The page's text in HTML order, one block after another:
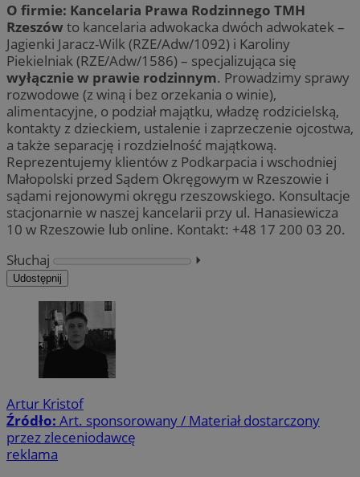
O firmie: Kancelaria Prawa Rodzinnego TMH
Rzeszów to kancelaria adwokacka dwóch adwokatek –
Jagienki Jaracz-Wilk (RZE/Adw/1092) i Karoliny
Piekielniak (RZE/Adw/1586) – specjalizująca się
wyłącznie w prawie rodzinnym. Prowadzimy sprawy
rozwodowe (z winą i bez orzekania o winie),
alimentacyjne, o podział majątku, władzę rodzicielską,
kontakty z dzieckiem, ustalenie i zaprzeczenie ojcostwa,
a także separację i rozdzielność majątkową.
Reprezentujemy klientów z Podkarpacia i wschodniej
Małopolski przed Sądem Okręgowym w Rzeszowie i
sądami rejonowymi okręgu rzeszowskiego. Konsultacje
stacjonarnie w naszej kancelarii przy ul. Hanasiewicza
10 w Rzeszowie lub online. Kontakt: +48 17 200 03 20.
Słuchaj
⏵︎
Udostępnij
Artur Kristof
Źródło: Art. sponsorowany / Materiał dostarczony
przez zleceniodawcę
reklama